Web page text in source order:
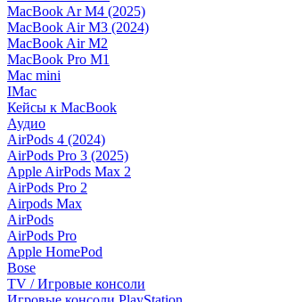
MacBook Ar M4 (2025)
MacBook Air M3 (2024)
MacBook Air M2
MacBook Pro M1
Mac mini
IMac
Кейсы к MacBook
Аудио
AirPods 4 (2024)
AirPods Pro 3 (2025)
Apple AirPods Max 2
AirPods Pro 2
Airpods Max
AirPods
AirPods Pro
Apple HomePod
Bose
TV / Игровые консоли